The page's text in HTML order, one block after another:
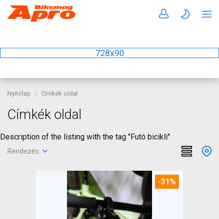
728x90
Nyitólap Címkék oldal
Címkék oldal
Description of the listing with the tag "Futó bicikli"
Rendezés:
-31%